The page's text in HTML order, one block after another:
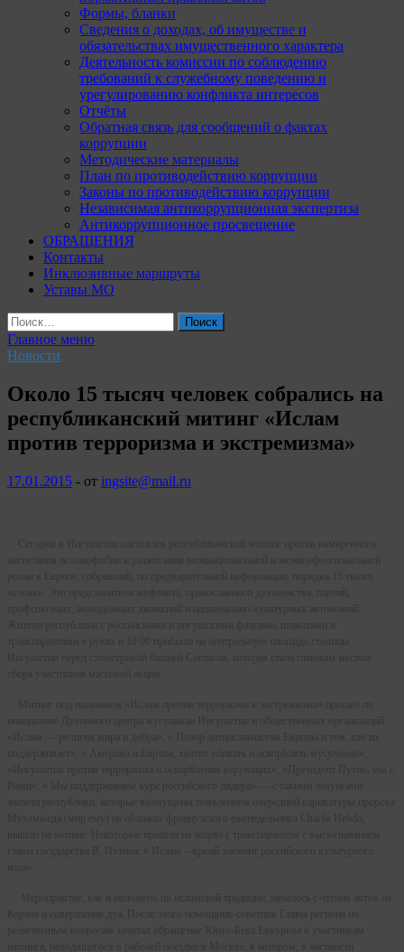
Формы, бланки
Сведения о доходах, об имуществе и
обязательствах имущественного характера
Деятельность комиссии по соблюдению
требований к служебному поведению и
урегулированию конфликта интересов
Отчёты
Обратная связь для сообщений о фактах
коррупции
Методические материалы
План по противодействию коррупции
Законы по противодействию коррупции
Независимая антикоррупционная экспертиза
Антикоррупционное просвещение
ОБРАЩЕНИЯ
Контакты
Инклюзивные маршруты
Уставы МО
Найти:
Главное меню
Новости
Около 15 тысяч человек собрались на
республиканский митинг «Ислам
против терроризма и экстремизма»
17.01.2015 - от ingsite@mail.ru